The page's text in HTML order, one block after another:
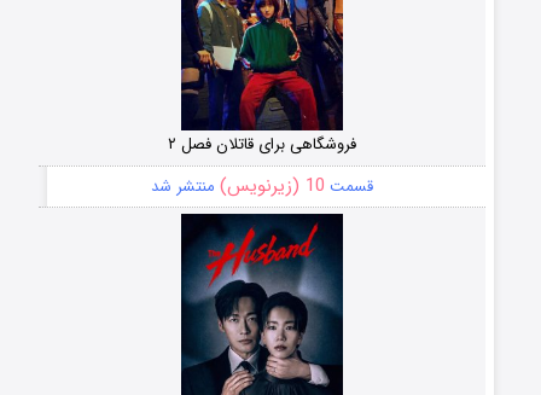
فروشگاهی برای قاتلان فصل ۲
قسمت 10 (زیرنویس) منتشر شد